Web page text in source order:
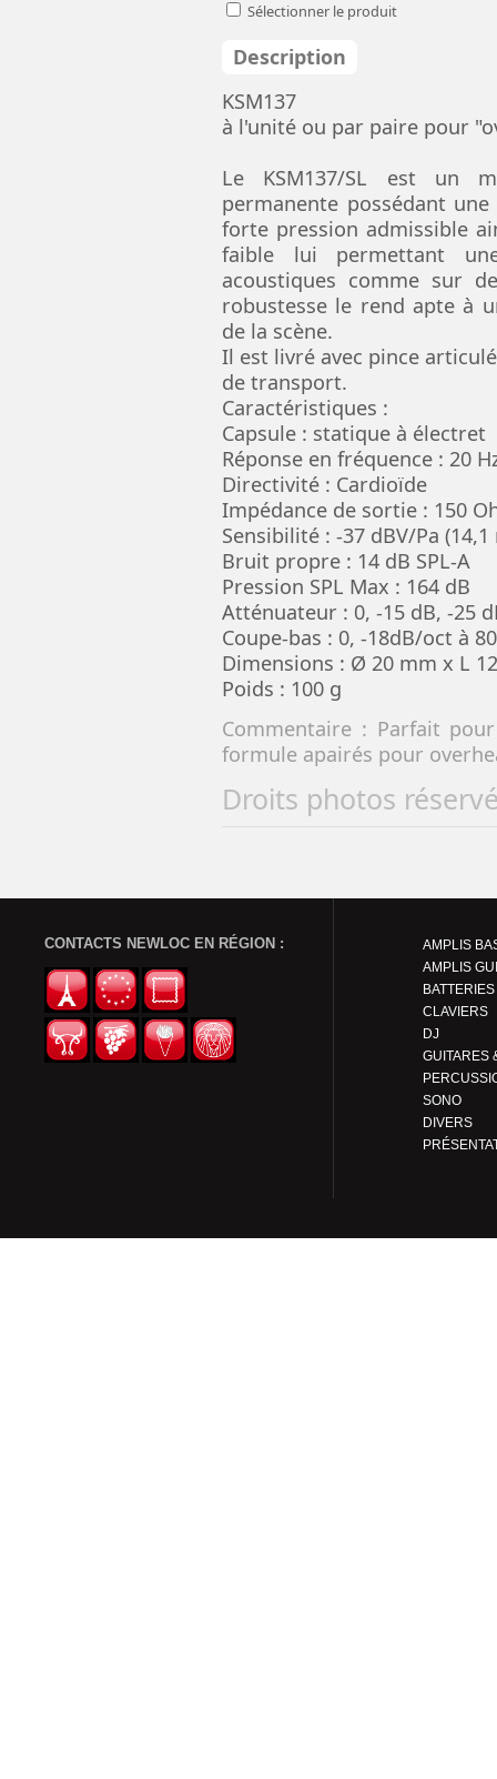
Sélectionner le produit
Description
KSM137
à l'unité ou par paire pour
Le KSM137/SL est un
permanente possédant
forte pression admissible
faible lui permettant
acoustiques comme sur
robustesse le rend apte à
de la scène.
Il est livré avec pince
de transport.
Caractéristiques :
Capsule : statique à électret
Réponse en fréquence : 20
Directivité : Cardioïde
Impédance de sortie : 150
Sensibilité : -37 dBV/Pa (14,1
Bruit propre : 14 dB SPL-A
Pression SPL Max : 164 dB
Atténuateur : 0, -15 dB, -25
Coupe-bas : 0, -18dB/oct à
Dimensions : Ø 20 mm x L
Poids : 100 g
Commentaire : Parfait
formule apairés pour
Droits photos
CONTACTS NEWLOC EN RÉGION :
AMPLIS
AMPLIS
BATTERIES
CLAVIERS
DJ
SONO
DIVERS